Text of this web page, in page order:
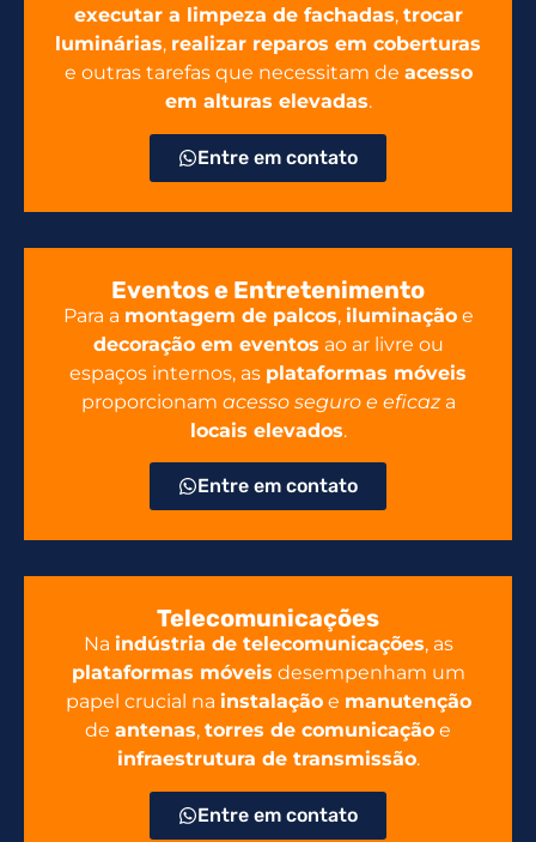
executar a limpeza de fachadas, trocar
luminárias, realizar reparos em coberturas
e outras tarefas que necessitam de acesso
em alturas elevadas.
Entre em contato
Eventos e Entretenimento
Para a montagem de palcos, iluminaçãoe
decoração em eventos ao ar livre ou
espaços internos, as plataformas móveis
proporcionam acesso seguro e eficaza
locais elevados.
Entre em contato
Telecomunicações
Na indústria de telecomunicações, as
plataformas móveis desempenham um
papel crucial na instalaçãoe manutenção
de antenas, torres de comunicação e
infraestrutura de transmissão.
Entre em contato